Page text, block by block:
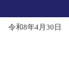
令和8年4月30日